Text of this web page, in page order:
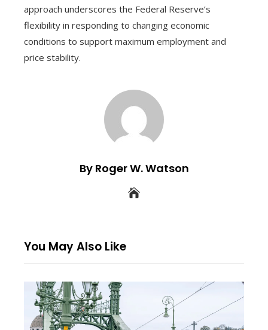
approach underscores the Federal Reserve’s
flexibility in responding to changing economic
conditions to support maximum employment and
price stability.
By Roger W. Watson
You May Also Like